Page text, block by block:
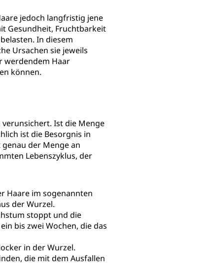
jedoch langfristig jene
Gesundheit, Fruchtbarkeit
In diesem
Ursachen sie jeweils
werdendem Haar
können.
Ist die Menge
ist die Besorgnis in
der Menge an
Lebenszyklus, der
Haare im sogenannten
der Wurzel.
stoppt und die
bis zwei Wochen, die das
in der Wurzel.
die mit dem Ausfallen